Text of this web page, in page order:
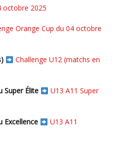
octobre 2025
Orange Cup du 04 octobre
Challenge U12 (matchs en
Super Élite
U13 A11 Super
Excellence
U13 A11